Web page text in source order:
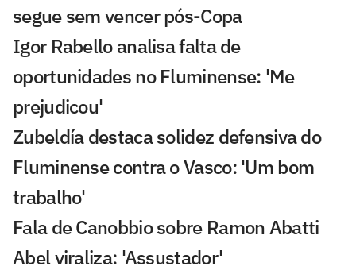
segue sem vencer pós-Copa
Igor Rabello analisa falta de
oportunidades no Fluminense: 'Me
prejudicou'
Zubeldía destaca solidez defensiva do
Fluminense contra o Vasco: 'Um bom
trabalho'
Fala de Canobbio sobre Ramon Abatti
Abel viraliza: 'Assustador'